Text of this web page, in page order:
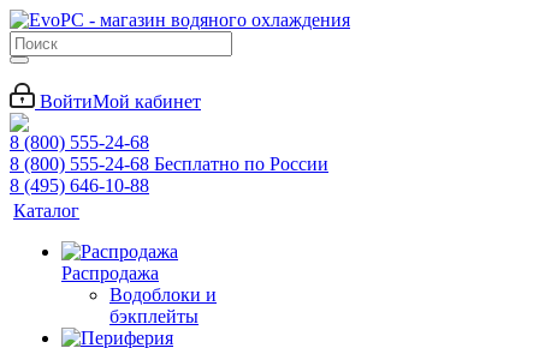
ВойтиМой кабинет
8 (800) 555-24-68
8 (800) 555-24-68 Бесплатно по России
8 (495) 646-10-88
Каталог
Распродажа
Водоблоки и
бэкплейты